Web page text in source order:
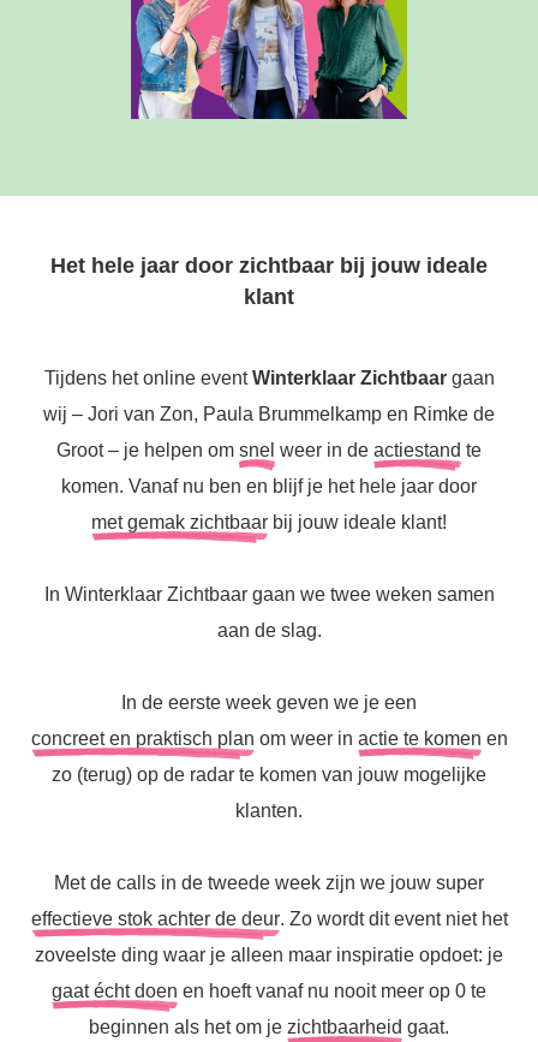
Het hele jaar door zichtbaar bij jouw ideale
klant
Tijdens het online eventWinterklaar Zichtbaargaan
wij – Jori van Zon, Paula Brummelkamp en Rimke de
Groot – je helpen om snel weer in de actiestand te
komen. Vanaf nu ben en blijf je het hele jaar door
met gemak zichtbaar bij jouw ideale klant!
In Winterklaar Zichtbaar gaan we twee weken samen
aan de slag.
In de eerste week geven we je een
concreet en praktisch plan om weer in actie te komen en
zo (terug) op de radar te komen van jouw mogelijke
klanten.
Met de calls in de tweede week zijn we jouw super
effectieve stok achter de deur. Zo wordt dit event niet het
zoveelste ding waar je alleen maar inspiratie opdoet: je
gaat écht doen en hoeft vanaf nu nooit meer op 0 te
beginnen als het om je zichtbaarheid gaat.